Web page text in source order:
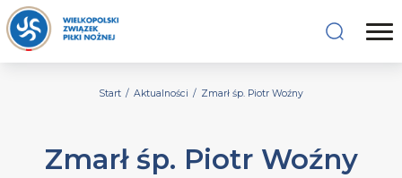
Start / Aktualności / Zmarł śp. Piotr Woźny
Zmarł śp. Piotr Woźny